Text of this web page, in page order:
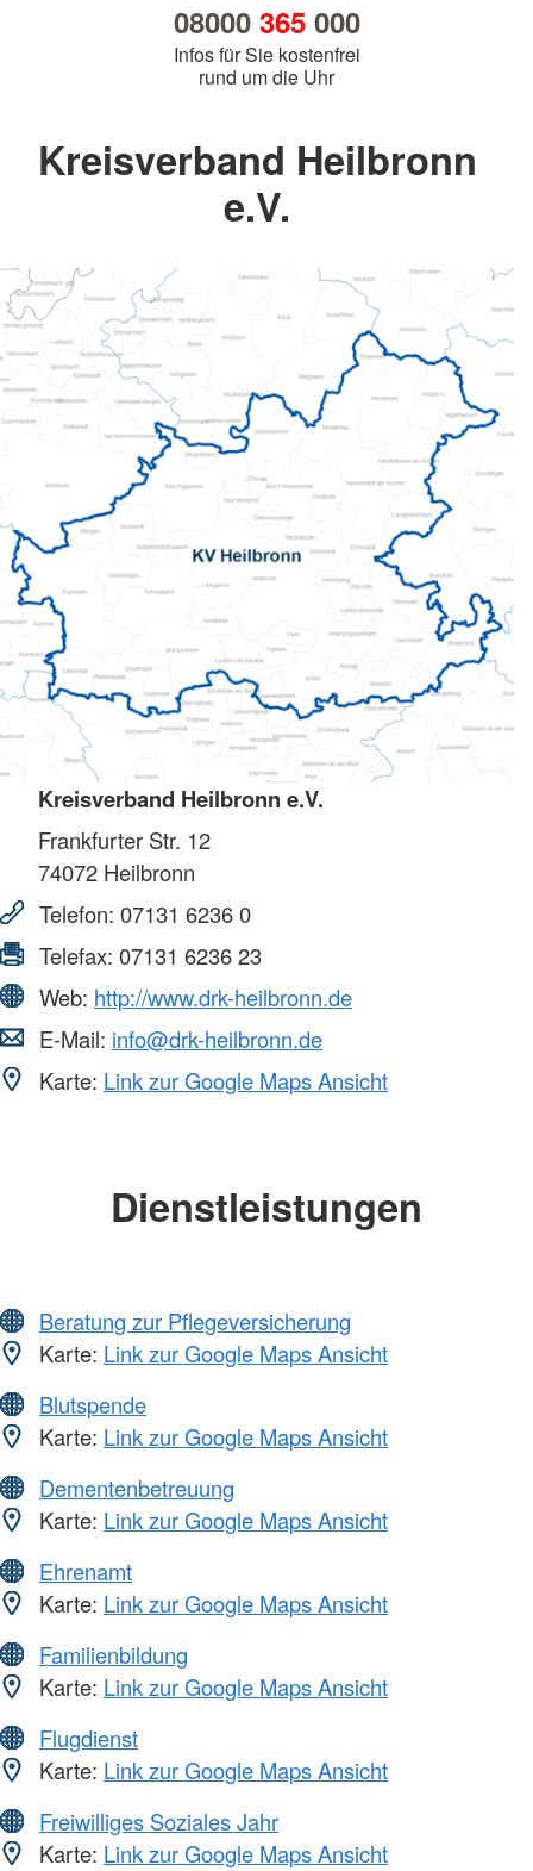
08000 365000
Infos für Sie kostenfrei
rund um die Uhr
Kreisverband Heilbronn
e.V.
Kreisverband Heilbronn e.V.
Frankfurter Str. 12
74072 Heilbronn
Telefon: 07131 6236 0
Telefax: 07131 6236 23
Web: http://www.drk-heilbronn.de
E-Mail: info@drk-heilbronn.de
Karte: Link zur Google Maps Ansicht
Dienstleistungen
Beratung zur Pflegeversicherung
Karte: Link zur Google Maps Ansicht
Blutspende
Karte: Link zur Google Maps Ansicht
Dementenbetreuung
Karte: Link zur Google Maps Ansicht
Ehrenamt
Karte: Link zur Google Maps Ansicht
Familienbildung
Karte: Link zur Google Maps Ansicht
Flugdienst
Karte: Link zur Google Maps Ansicht
Freiwilliges Soziales Jahr
Karte: Link zur Google Maps Ansicht